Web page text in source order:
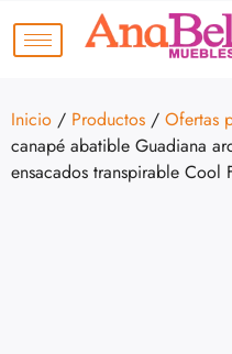
Inicio / Productos / Ofertas
canapé abatible Guadiana
ensacados transpirable Cool